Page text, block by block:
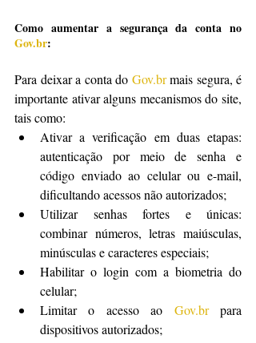
Gov.br:
Para deixar a conta do Gov.br mais segura, é
importante ativar alguns mecanismos do site,
tais como:
Ativar a verificação em duas etapas:
autenticação por meio de senha e
código enviado ao celular ou e-mail,
dificultando acessos não autorizados;
Utilizar senhas fortes e únicas:
combinar números, letras maiúsculas,
minúsculas e caracteres especiais;
Habilitar o login com a biometria do
celular;
Limitar o acesso ao Gov.br para
dispositivos autorizados;